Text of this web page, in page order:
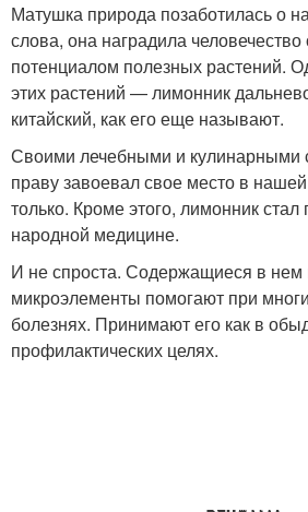
Матушка природа позаботилась о
слова, она наградила
потенциалом полезных растений.
этих растений — лимонник
китайский, как его еще называют.
Своими лечебными и кулинарными
праву завоевал свое место в
только. Кроме этого, лимонник стал
народной медицине.
И не спроста. Содержащиеся в
микроэлементы помогают при
болезнях. Принимают его как в
профилактических целях.